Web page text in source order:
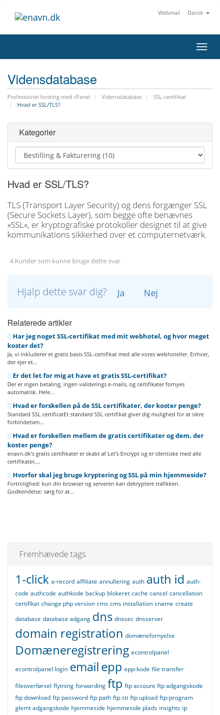
Webmail Dansk
Vidensdatabase
Professionel hosting med cPanel Vidensdatabase
SSL-certifikat
Hvad er SSL/TLS?
Kategorier
Hvad er SSL/TLS?
TLS (Transport Layer Security) og dens forgænger SSL
(Secure Sockets Layer), som begge ofte benævnes
»SSL«, er kryptografiske protokoller designet til at give
kommunikations sikkerhed over et computernetværk.
4 Kunder som kunne bruge dette svar
Hjalp dette svar dig? Ja Nej
Relaterede artikler
Har jeg noget SSL-certifikat med mit webhotel, og hvor meget
koster det?
Ja, vi inkluderer et gratis basis SSL-certifikat med alle vores webhoteller. Enhver,
der ejer et...
Er det let for mig at have et gratis SSL-certifikat?
Der er ingen betaling, ingen validerings e-mails, og certifikater fornyes
automatisk. Hele...
Hvad er forskellen på de SSL certifikater, der koster penge?
Standard SSL certificatEt standard SSL certifikat giver dig mulighed for at sikre
forbindelsen...
Hvad er forskellen mellem de gratis certifikater og dem, der
koster penge?
enavn.dk's gratis certifikater er skabt af Let's Encrypt og er identiske med alle
certifikater,...
Hvorfor skal jeg bruge kryptering og SSL på min hjemmeside?
Fortrolighed: kun din browser og serveren kan dekryptere trafikken.
Godkendelse: sørg for at...
Fremhævede tags
1-click a-record affiliate annullering auth auth id auth-
code authcode authkode backup blokeret cache cancel cancellation
certifikat change php version cms cms installation cname create
database database adgang dns dnssec dnsserver
domain registration domænefornyelse
Domæneregistrering econtrolpanel
econtrolpanel login email epp epp-kode file transfer
fileoverførsel flytning forwarding ftp ftp account ftp adgangskode
ftp download ftp password ftp path ftp sti ftp upload ftp-program
glemt adgangskode hjemmeside hjemmeside plads insights ip